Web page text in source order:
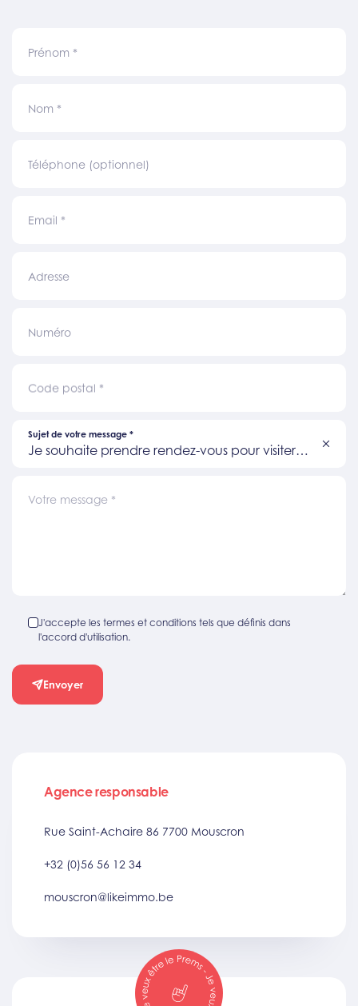
Prénom *
Nom *
Téléphone (optionnel)
Email *
Adresse
Numéro
Code postal *
Sujet de votre message *
Je souhaite prendre rendez-vous pour visiter
Votre message *
J'accepte les termes et conditions tels que définis dans
l'accord d'utilisation.
Envoyer
Agence responsable
Rue Saint-Achaire 86 7700 Mouscron
+32 (0)56 56 12 34
mouscron@likeimmo.be